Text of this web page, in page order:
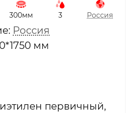
300мм 3 Россия
Россия
мм
первичный,